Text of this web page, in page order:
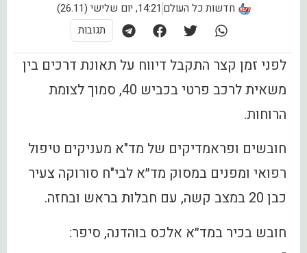
חדשות כל העולם 14:21, יום שלישי (26.11)
תגובות
לפני זמן קצר התקבל דיווח על תאונת דרכים בין
משאית לרכב פרטי בכביש 40, סמוך לצומת
הרוחות.
חובשים ופראמדיקים של מד"א מעניקים טיפול
רפואי ומפנים במסוק מד״א לבי"ח סורוקה צעיר
כבן 20 במצב קשה, עם חבלות בראש ובחזה.
חובש בכיר במד״א אלכס בוהדנה, סיפר: